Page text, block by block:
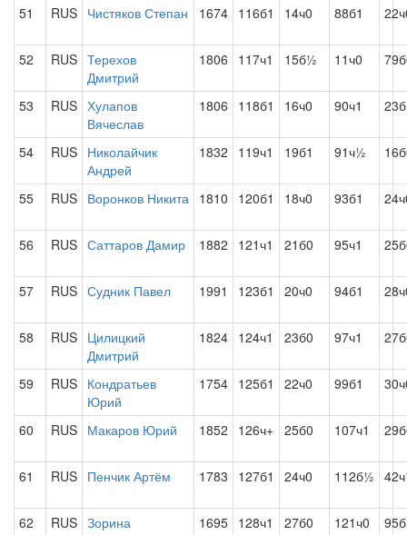
51 RUS Чистяков Степан 1674 116б1 14ч0 88б1
52 RUS Терехов
Дмитрий
1806 117ч1 15б½ 11ч0
53 RUS Хулапов
Вячеслав
1806 118б1 16ч0 90ч1
54 RUS Николайчик
Андрей
1832 119ч1 19б1 91ч½
55 RUS Воронков Никита 1810 120б1 18ч0 93б1
56 RUS Саттаров Дамир 1882 121ч1 21б0 95ч1
57 RUS Судник Павел 1991 123б1 20ч0 94б1
58 RUS Цилицкий
Дмитрий
1824 124ч1 23б0 97ч1
59 RUS Кондратьев
Юрий
1754 125б1 22ч0 99б1
60 RUS Макаров Юрий 1852 126ч+ 25б0 107ч1
61 RUS Пенчик Артём 1783 127б1 24ч0 112б½
62 RUS Зорина
1695 128ч1 27б0 121ч0